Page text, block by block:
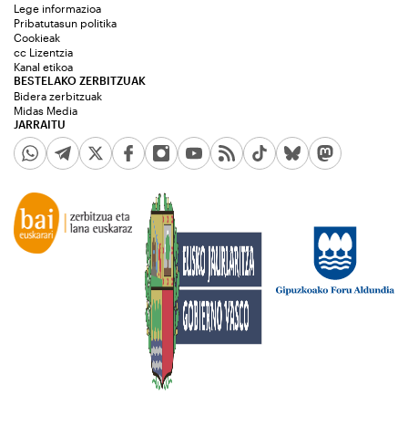
JARRAITU
Lege informazioa
Pribatutasun politika
Cookieak
cc Lizentzia
Kanal etikoa
BESTELAKO ZERBITZUAK
Bidera zerbitzuak
Midas Media